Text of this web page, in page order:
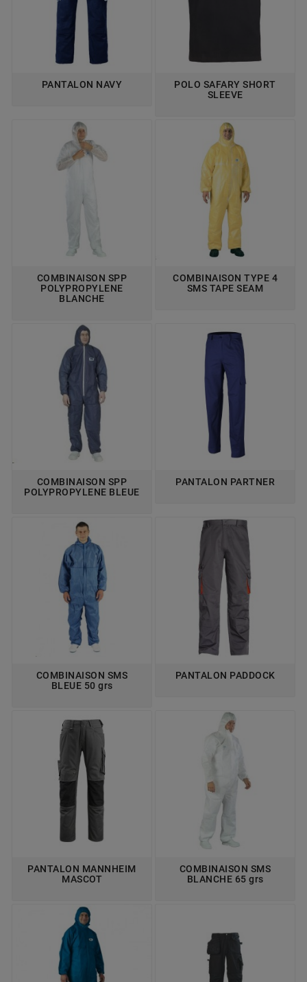
PANTALON NAVY
POLO SAFARY SHORT
SLEEVE
COMBINAISON SPP
POLYPROPYLENE
BLANCHE
COMBINAISON TYPE 4
SMS TAPE SEAM
COMBINAISON SPP
POLYPROPYLENE BLEUE
PANTALON PARTNER
COMBINAISON SMS
BLEUE 50 grs
PANTALON PADDOCK
PANTALON MANNHEIM
MASCOT
COMBINAISON SMS
BLANCHE 65 grs